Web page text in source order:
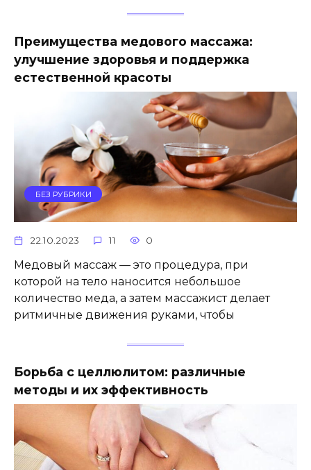
Преимущества медового массажа:
улучшение здоровья и поддержка
естественной красоты
БЕЗ РУБРИКИ
22.10.2023 11 0
Медовый массаж — это процедура, при
которой на тело наносится небольшое
количество меда, а затем массажист делает
ритмичные движения руками, чтобы
Борьба с целлюлитом: различные
методы и их эффективность